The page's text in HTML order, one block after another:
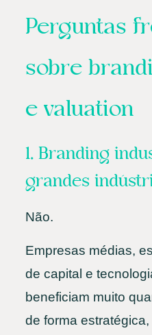
Perguntas
sobre
e valuation
1. Branding
grandes
Não.
Empresas médias,
de capital e
beneficiam muito
de forma